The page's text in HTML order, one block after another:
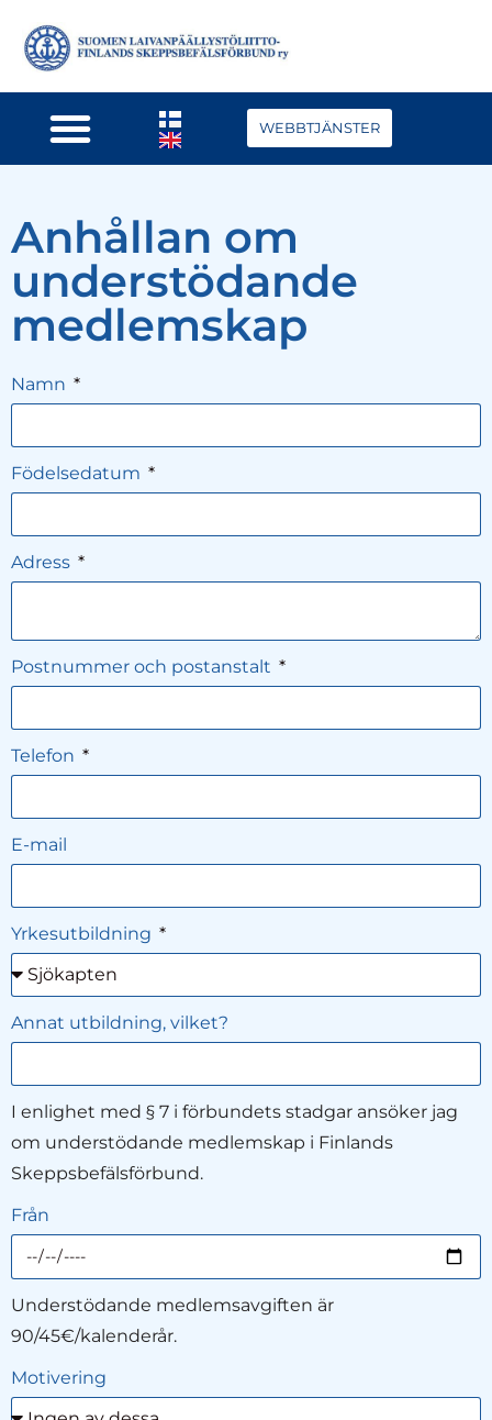
WEBBTJÄNSTER
Anhållan om
understödande
medlemskap
Namn
Födelsedatum
Adress
Postnummer och postanstalt
Telefon
E-mail
Yrkesutbildning
Annat utbildning, vilket?
I enlighet med § 7 i förbundets stadgar ansöker jag
om understödande medlemskap i Finlands
Skeppsbefälsförbund.
Från
Understödande medlemsavgiften är
90/45€/kalenderår.
Motivering